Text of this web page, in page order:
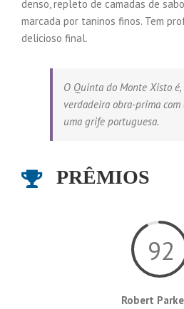
denso, repleto de camadas de
marcada por taninos finos. Tem
delicioso final.
O Quinta do Monte Xisto
verdadeira obra-prima
uma grife portuguesa.
PRÊMIOS
92
Robert